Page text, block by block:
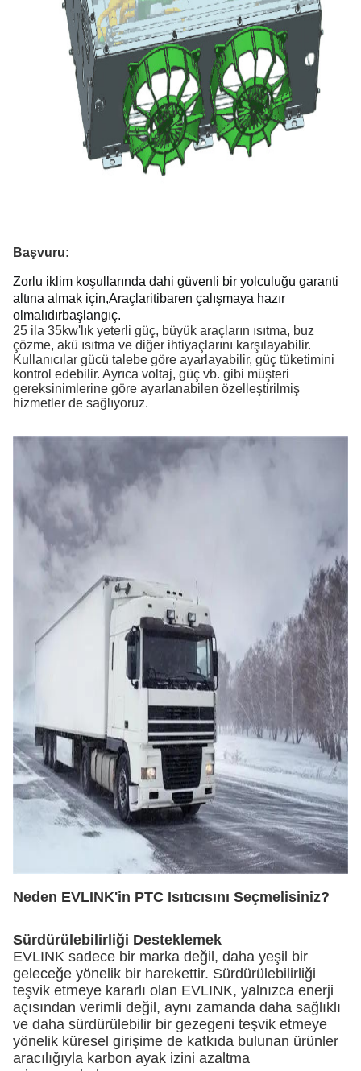
Başvuru:
Zorlu iklim koşullarında dahi güvenli bir yolculuğu garanti
altına almak için,Araçlaritibaren çalışmaya hazır
olmalıdırbaşlangıç.
25 ila 35kw'lık yeterli güç, büyük araçların ısıtma, buz
çözme, akü ısıtma ve diğer ihtiyaçlarını karşılayabilir.
Kullanıcılar gücü talebe göre ayarlayabilir, güç tüketimini
kontrol edebilir. Ayrıca voltaj, güç vb. gibi müşteri
gereksinimlerine göre ayarlanabilen özelleştirilmiş
hizmetler de sağlıyoruz.
Neden EVLINK'in PTC Isıtıcısını Seçmelisiniz?
Sürdürülebilirliği Desteklemek
EVLINK sadece bir marka değil, daha yeşil bir
geleceğe yönelik bir harekettir. Sürdürülebilirliği
teşvik etmeye kararlı olan EVLINK, yalnızca enerji
açısından verimli değil, aynı zamanda daha sağlıklı
ve daha sürdürülebilir bir gezegeni teşvik etmeye
yönelik küresel girişime de katkıda bulunan ürünler
aracılığıyla karbon ayak izini azaltma